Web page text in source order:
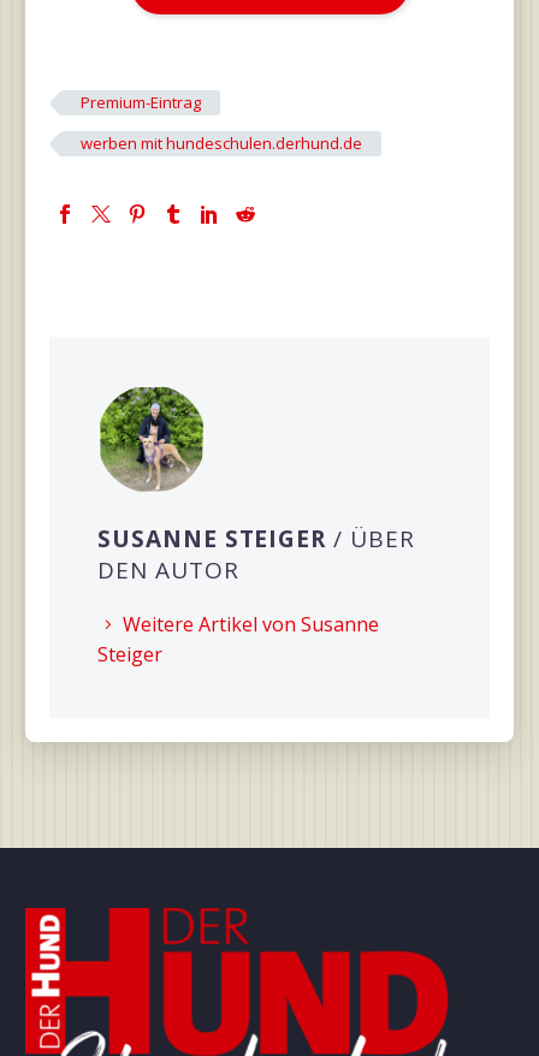
Premium-Eintrag
werben mit hundeschulen.derhund.de
SUSANNE STEIGER/ ÜBER
DEN AUTOR
Weitere Artikel von Susanne
Steiger